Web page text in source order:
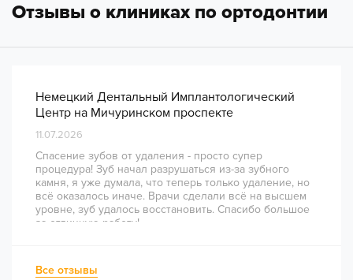
Отзывы о клиниках по ортодонтии
Немецкий Дентальный Имплантологический
Центр на Мичуринском проспекте
11.07.2026
Спасение зубов от удаления - просто супер
процедура! Зуб начал разрушаться из-за зубного
камня, я уже думала, что теперь только удаление, но
всё оказалось иначе. Врачи сделали всё на высшем
уровне, зуб удалось восстановить. Спасибо большое
за отличную работу!
Все отзывы